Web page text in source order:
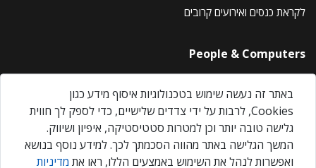
לקראת כנסים ואירועים קרובים
People & Computers
About Us
Privacy Policy
Contact Us
Our Events
באתר זה נעשה שימוש בטכנולוגיות איסוף מידע כגון
Cookies, לרבות על ידי צדדים שלישיים, כדי לספק לך חווית
גלישה טובה יותר וכן למטרות סטטיסטיקה, איפיון ושיווק.
המשך הגלישה באתר מהווה הסכמתך לכך. למידע נוסף בנושא
ואפשרות לנהל את השימוש באמצעים הללו, ראו את מדיניות